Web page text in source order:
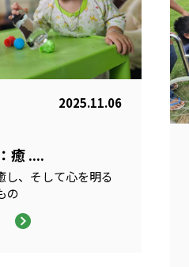
2025.11.06
癒 ....
し、そして心を明る
の